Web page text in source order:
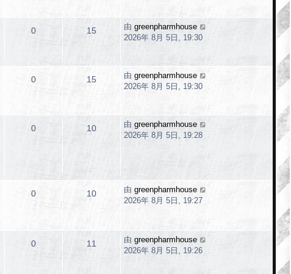
0 15 由 greenpharmhouse
2026年 8月 5日, 19:30
0 15 由 greenpharmhouse
2026年 8月 5日, 19:30
0 10 由 greenpharmhouse
2026年 8月 5日, 19:28
0 10 由 greenpharmhouse
2026年 8月 5日, 19:27
0 11 由 greenpharmhouse
2026年 8月 5日, 19:26